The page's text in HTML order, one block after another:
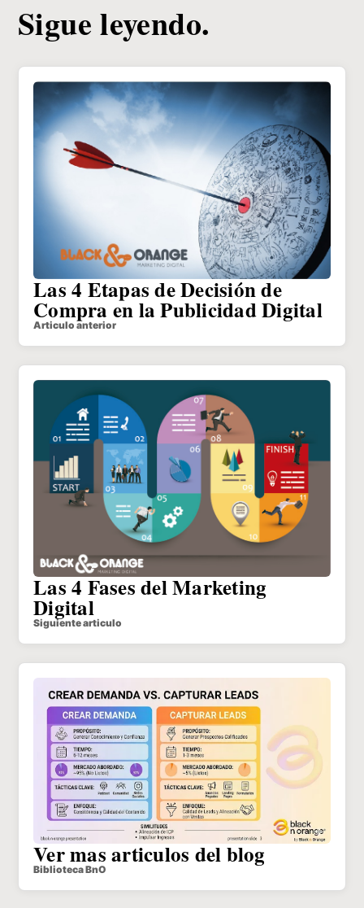
Sigue leyendo.
Las 4 Etapas de Decisión de
Compra en la Publicidad Digital
Articulo anterior
Las 4 Fases del Marketing
Digital
Siguiente articulo
Ver mas articulos del blog
Biblioteca BnO